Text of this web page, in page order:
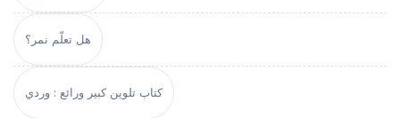
هل تعلّم نمر؟
كتاب تلوين كبير ورائع : وردي